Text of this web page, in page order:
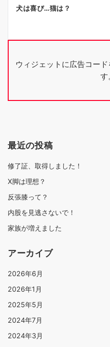
ゲ
シ
犬は喜び…猫は？
ウィジェットに広告コー
す
最近の投稿
修了証、取得しました！
X脚は理想？
反張膝って？
内股を見逃さないで！
家族が増えました
アーカイブ
2026年6月
2026年1月
2025年5月
2024年7月
2024年3月